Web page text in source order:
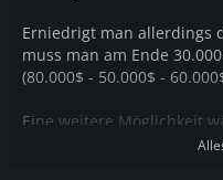
Erniedrigt man allerdings
muss man am Ende
(80.000$ - 50.000$ -
Eine weitere Möglichkeit